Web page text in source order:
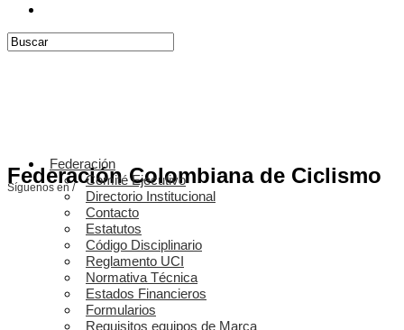
Federación Colombiana de Ciclismo
Síguenos en /
Federación
Comité Ejecutivo
Directorio Institucional
Contacto
Estatutos
Código Disciplinario
Reglamento UCI
Normativa Técnica
Estados Financieros
Formularios
Requisitos equipos de Marca